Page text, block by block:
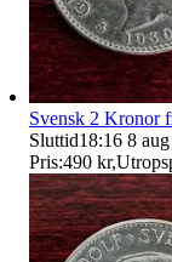
Svensk 2 Kronor
Sluttid18:16 8
Pris:490 kr,